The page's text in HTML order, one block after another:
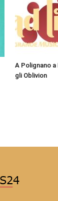
A Polignano a
gli Oblivion